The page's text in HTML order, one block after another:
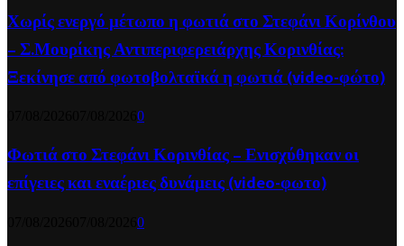
Χωρίς ενεργό μέτωπο η φωτιά στο Στεφάνι Κορίνθου
– Σ.Μουρίκης Αντιπεριφερειάρχης Κορινθίας:
Ξεκίνησε από φωτοβολταϊκά η φωτιά (video-φώτο)
0
Φωτιά στο Στεφάνι Κορινθίας – Ενισχύθηκαν οι
επίγειες και εναέριες δυνάμεις (video-φωτο)
0